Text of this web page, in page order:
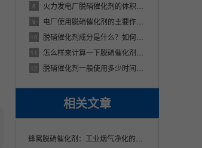
8 火力发电厂脱硝催化剂的体积该应该怎么样来进行确定
9 电厂使用脱硝催化剂的主要作用是什么
10 脱硝催化剂成分是什么？如何进行选型？
11 怎么样来计算一下脱硝催化剂的体积用量？
12 脱硝催化剂一般使用多少时间，脱硝催化剂能够使用多久？
相关文章